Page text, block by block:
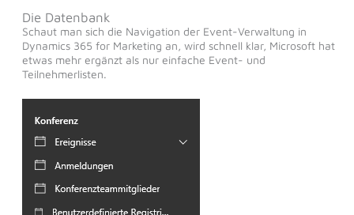
Die Datenbank
Schaut man sich die Navigation der Event-Verwaltung in
Dynamics 365 for Marketing an, wird schnell klar, Microsoft hat
etwas mehr ergänzt als nur einfache Event- und
Teilnehmerlisten.